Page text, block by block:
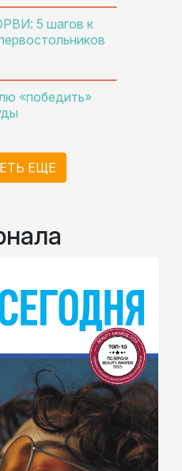
5 шагов к
«победить»
ЕЩЕ